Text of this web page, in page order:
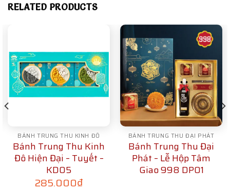
RELATED PRODUCTS
BÁNH TRUNG THU KINH ĐÔ
Bánh Trung Thu Kinh
Đô Hiện Đại – Tuyết –
KD05
285.000₫
BÁNH TRUNG THU ĐẠI PHÁT
Bánh Trung Thu Đại
Phát – Lễ Hộp Tâm
Giao 998 DP01